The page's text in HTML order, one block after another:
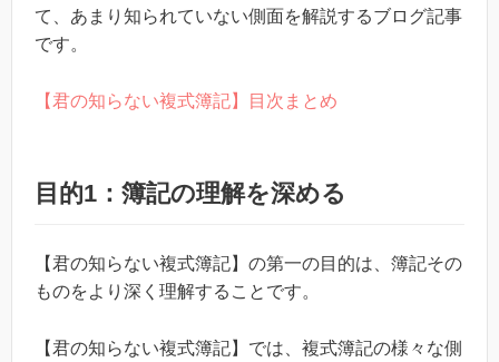
て、あまり知られていない側面を解説するブログ記事
です。
【君の知らない複式簿記】目次まとめ
目的1：簿記の理解を深める
【君の知らない複式簿記】の第一の目的は、簿記その
ものをより深く理解することです。
【君の知らない複式簿記】では、複式簿記の様々な側